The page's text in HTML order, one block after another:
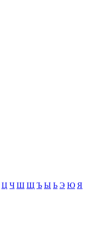
Ц Ч Ш Щ Ъ Ы Ь Э Ю Я